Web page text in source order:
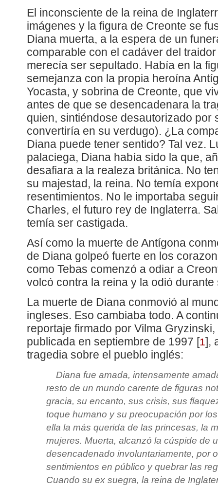
El inconsciente de la reina de
imágenes y la figura de Creonte se
Diana muerta, a la espera de un
comparable con el cadáver del
merecía ser sepultado. Había en la
semejanza con la propia heroína
Yocasta, y sobrina de Creonte, que
antes de que se desencadenara la
quien, sintiéndose desautorizado por
convertiría en su verdugo). ¿La
Diana puede tener sentido? Tal vez.
palaciega, Diana había sido la que,
desafiara a la realeza británica. No
su majestad, la reina. No temía
resentimientos. No le importaba
Charles, el futuro rey de Inglaterra.
temía ser castigada.
Así como la muerte de Antígona
de Diana golpeó fuerte en los
como Tebas comenzó a odiar a
volcó contra la reina y la odió durante
La muerte de Diana conmovió al
ingleses. Eso cambiaba todo. A
reportaje firmado por Vilma
publicada en septiembre de 1997 [1] ,
tragedia sobre el pueblo inglés:
Diana fue amada, intensamente
resto de un mundo carente de figuras
gracia, su encanto, sus crisis, sus
toque humano y su preocupación por
ella la más querida de las princesas, la
mujeres. Muerta, alcanzó la cúspide de
desencadenado involuntariamente, por
sentimientos en público y quebrar las
Cuando su ex suegra, la reina de